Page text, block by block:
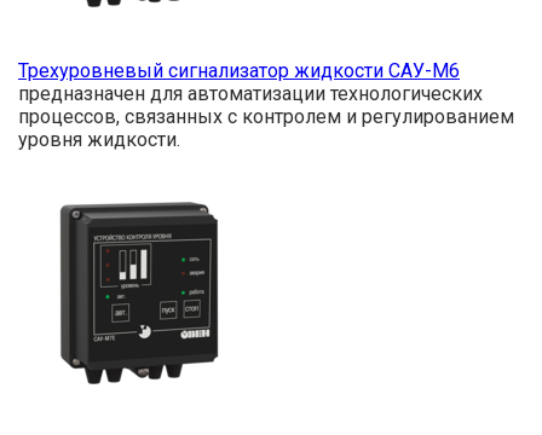
Трехуровневый сигнализатор жидкости САУ-М6
предназначен для автоматизации технологических
процессов, связанных с контролем и регулированием
уровня жидкости.